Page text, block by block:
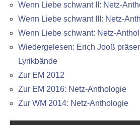
Wenn Liebe schwant II: Netz-
Wenn Liebe schwant III: Netz-
Wenn Liebe schwant: Netz-
Wiedergelesen: Erich Jooß
Lyrikbände
Zur EM 2012
Zur EM 2016: Netz-Anthologie
Zur WM 2014: Netz-Anthologie